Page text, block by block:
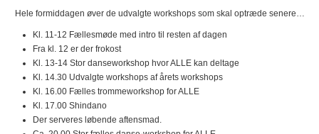
Hele formiddagen øver de udvalgte workshops som skal optræde senere…
Kl. 11-12 Fællesmøde med intro til resten af dagen
Fra kl. 12 er der frokost
Kl. 13-14 Stor danseworkshop hvor ALLE kan deltage
Kl. 14.30 Udvalgte workshops af årets workshops
Kl. 16.00 Fælles trommeworkshop for ALLE
Kl. 17.00 Shindano
Der serveres løbende aftensmad.